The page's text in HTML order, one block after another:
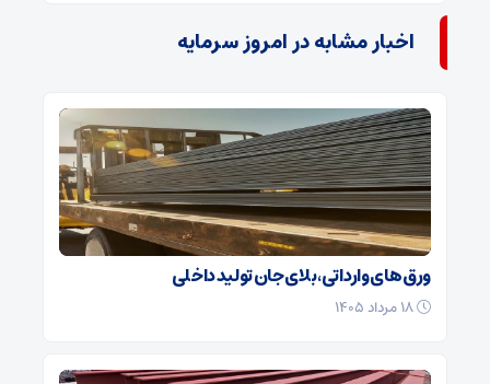
اخبار مشابه در امروز سرمایه
ورق های وارداتی، بلای جان تولید داخلی